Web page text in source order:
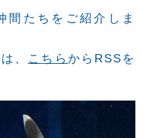
間たちをご紹介しま
、
こちら からRSSを